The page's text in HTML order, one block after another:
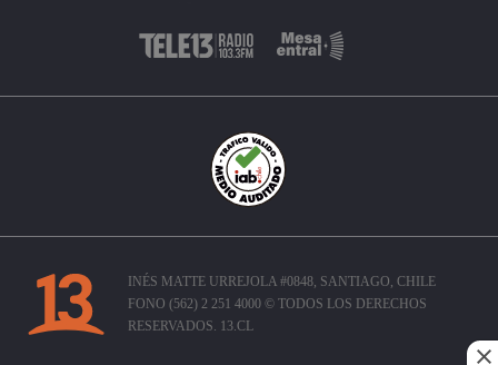
INÉS MATTE URREJOLA #0848, SANTIAGO, CHILE
FONO (562) 2 251 4000 © TODOS LOS DERECHOS
RESERVADOS. 13.CL